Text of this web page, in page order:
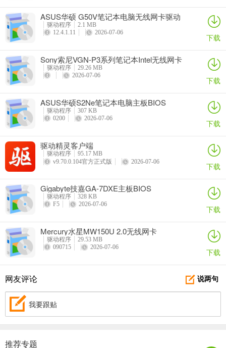
ASUS华硕 G50V笔记本电脑无线网卡驱动
驱动程序
2.1 MB
12.4.1.11
2026-07-06 下载
Sony索尼VGN-P3系列笔记本Intel无线网卡
驱动
驱动程序
29.26 MB
2026-07-06
下载
ASUS华硕S2Ne笔记本电脑主板BIOS
驱动程序
307 KB
0200
2026-07-06 下载
驱动精灵客户端
驱动程序
95.17 MB
v9.70.0.104官方正式版
2026-07-06 下载
Gigabyte技嘉GA-7DXE主板BIOS
驱动程序
328 KB
F5
2026-07-06 下载
Mercury水星MW150U 2.0无线网卡
驱动程序
29.53 MB
090715
2026-07-06 下载
说两句
网友评论
我要跟贴
推荐专题